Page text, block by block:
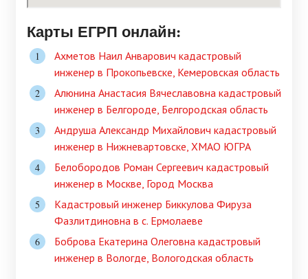
Карты ЕГРП онлайн:
Ахметов Наил Анварович кадастровый
инженер в Прокопьевске, Кемеровская область
Алюнина Анастасия Вячеславовна кадастровый
инженер в Белгороде, Белгородская область
Андруша Александр Михайлович кадастровый
инженер в Нижневартовске, ХМАО ЮГРА
Белобородов Роман Сергеевич кадастровый
инженер в Москве, Город Москва
Кадастровый инженер Биккулова Фируза
Фазлитдиновна в c. Ермолаеве
Боброва Екатерина Олеговна кадастровый
инженер в Вологде, Вологодская область